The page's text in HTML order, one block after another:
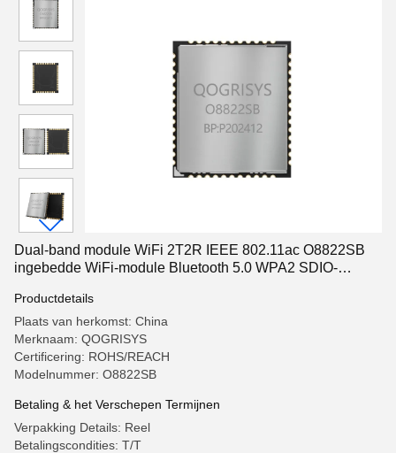
Dual-band module WiFi 2T2R IEEE 802.11ac O8822SB
ingebedde WiFi-module Bluetooth 5.0 WPA2 SDIO-
Productdetails
Plaats van herkomst: China
Merknaam: QOGRISYS
Certificering: ROHS/REACH
Modelnummer: O8822SB
Betaling & het Verschepen Termijnen
Verpakking Details: Reel
Betalingscondities: T/T